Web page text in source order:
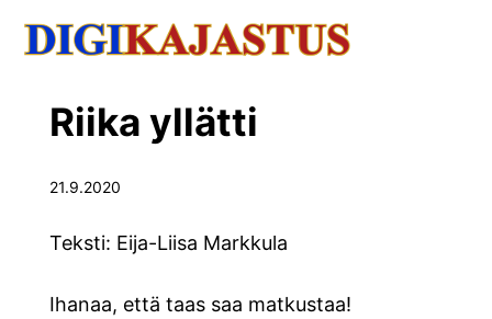
Riika yllätti
21.9.2020
Teksti: Eija-Liisa Markkula
Ihanaa, että taas saa matkustaa!